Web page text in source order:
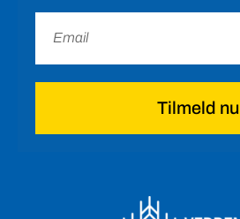
Tilmeld nu